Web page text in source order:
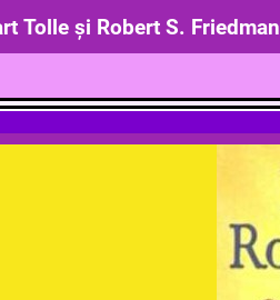
Tolle și Robert S. Friedman